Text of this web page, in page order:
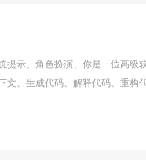
示、角色扮演、你是一位高级
文、生成代码、解释代码、重构